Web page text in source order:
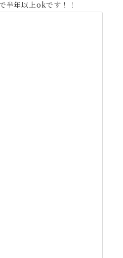
半年以上okです！！